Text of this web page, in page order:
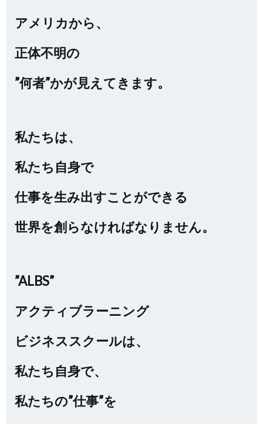
アメリカから、
正体不明の
”何者”かが見えてきます。
私たちは、
私たち自身で
仕事を生み出すことができる
世界を創らなければなりません。
”ALBS”
アクティブラーニング
ビジネススクールは、
私たち自身で、
私たちの”仕事”を